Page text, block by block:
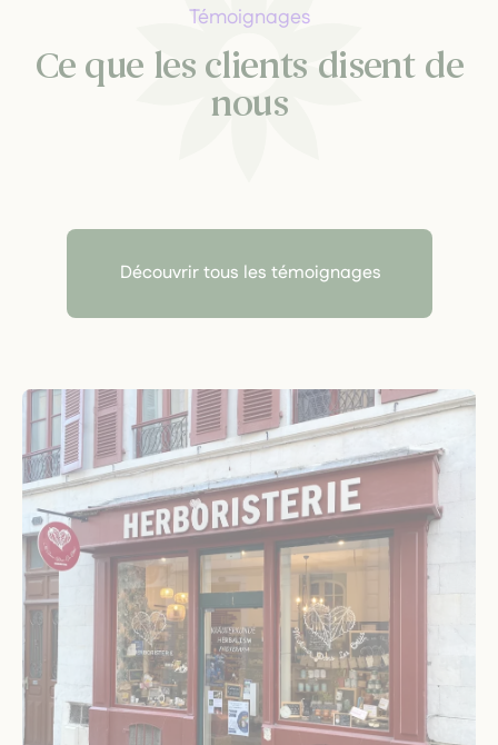
Témoignages
Ce que les clients disent de
nous
Découvrir tous les témoignages